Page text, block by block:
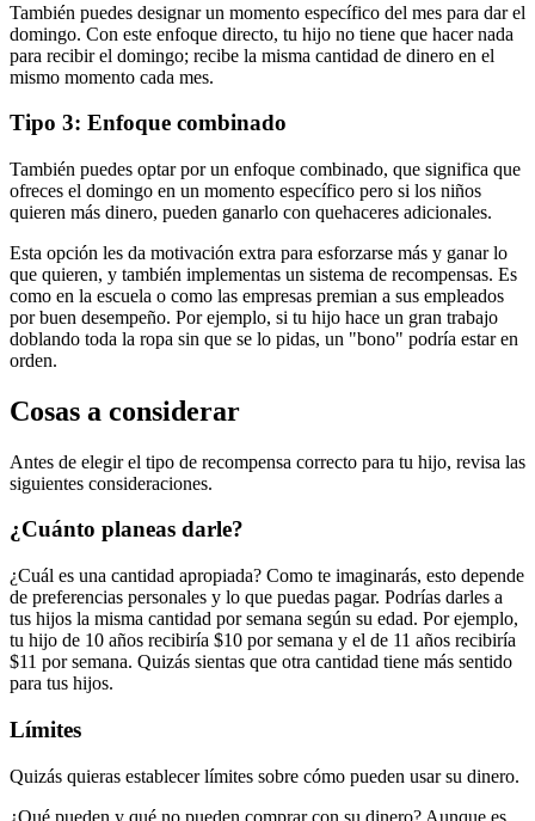
También puedes designar un momento específico del mes para dar el
domingo. Con este enfoque directo, tu hijo no tiene que hacer nada
para recibir el domingo; recibe la misma cantidad de dinero en el
mismo momento cada mes.
Tipo 3: Enfoque combinado
También puedes optar por un enfoque combinado, que significa que
ofreces el domingo en un momento específico pero si los niños
quieren más dinero, pueden ganarlo con quehaceres adicionales.
Esta opción les da motivación extra para esforzarse más y ganar lo
que quieren, y también implementas un sistema de recompensas. Es
como en la escuela o como las empresas premian a sus empleados
por buen desempeño. Por ejemplo, si tu hijo hace un gran trabajo
doblando toda la ropa sin que se lo pidas, un "bono" podría estar en
orden.
Cosas a considerar
Antes de elegir el tipo de recompensa correcto para tu hijo, revisa las
siguientes consideraciones.
¿Cuánto planeas darle?
¿Cuál es una cantidad apropiada? Como te imaginarás, esto depende
de preferencias personales y lo que puedas pagar. Podrías darles a
tus hijos la misma cantidad por semana según su edad. Por ejemplo,
tu hijo de 10 años recibiría $10 por semana y el de 11 años recibiría
$11 por semana. Quizás sientas que otra cantidad tiene más sentido
para tus hijos.
Límites
Quizás quieras establecer límites sobre cómo pueden usar su dinero.
¿Qué pueden y qué no pueden comprar con su dinero? Aunque es